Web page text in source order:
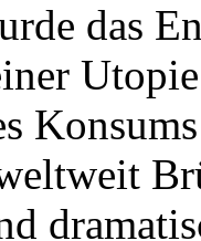
das